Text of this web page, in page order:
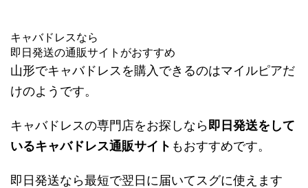
キャバドレスなら
即日発送の通販サイトがおすすめ
山形でキャバドレスを購入できるのはマイルピアだ
けのようです。
キャバドレスの専門店をお探しなら即日発送をして
いるキャバドレス通販サイト もおすすめです。
即日発送なら最短で翌日に届いてスグに使えます